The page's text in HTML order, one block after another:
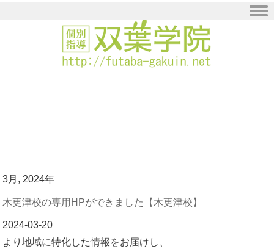
双葉学院木更津校の取り組みについて
知って頂くために、専用のホームページを